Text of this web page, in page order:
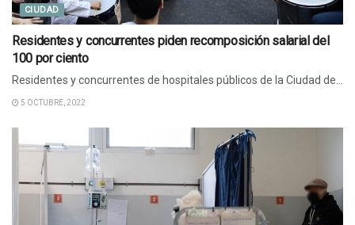
CIUDAD
Residentes y concurrentes piden recomposición salarial del
100 por ciento
Residentes y concurrentes de hospitales públicos de la Ciudad de...
5 OCTUBRE, 2022